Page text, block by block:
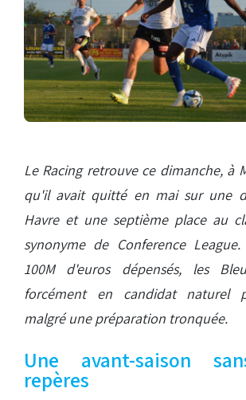
Le Racing retrouve ce dimanche, à
qu'il avait quitté en mai sur une
Havre et une septième place au
synonyme de Conference
100M d'euros dépensés, les
forcément en candidat naturel
malgré une préparation tronquée.
Une avant-saison
repères